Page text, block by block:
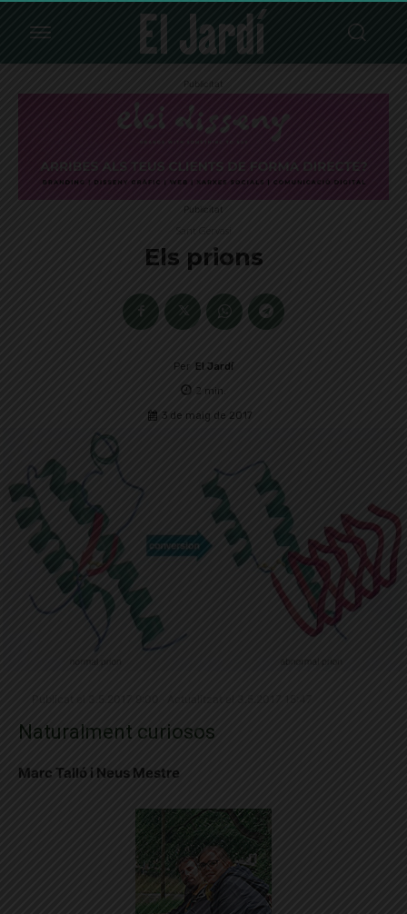
Publicitat
Publicitat
Els prions
Per El Jardí
2 min.
3 de maig de 2017
Naturalment curiosos
Marc Talló i Neus Mestre